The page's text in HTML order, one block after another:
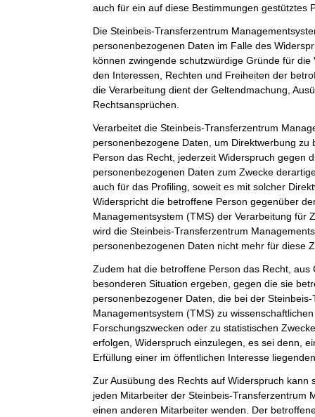
auch für ein auf diese Bestimmungen gestütztes
Die Steinbeis-Transferzentrum
personenbezogenen Daten im Falle des
können zwingende schutzwürdige Gründe für
den Interessen, Rechten und Freiheiten der
die Verarbeitung dient der Geltendmachung,
Rechtsansprüchen.
Verarbeitet die Steinbeis-Transferzentrum
personenbezogene Daten, um Direktwerbung
Person das Recht, jederzeit Widerspruch gegen
personenbezogenen Daten zum Zwecke
auch für das Profiling, soweit es mit solcher
Widerspricht die betroffene Person gegenüber
Managementsystem (TMS) der Verarbeitung für
wird die Steinbeis-Transferzentrum
personenbezogenen Daten nicht mehr für diese
Zudem hat die betroffene Person das Recht, aus
besonderen Situation ergeben, gegen die sie
personenbezogener Daten, die bei der
Managementsystem (TMS) zu
Forschungszwecken oder zu statistischen
erfolgen, Widerspruch einzulegen, es sei denn,
Erfüllung einer im öffentlichen Interesse
Zur Ausübung des Rechts auf Widerspruch kann
jeden Mitarbeiter der Steinbeis-Transferzentrum
einen anderen Mitarbeiter wenden. Der